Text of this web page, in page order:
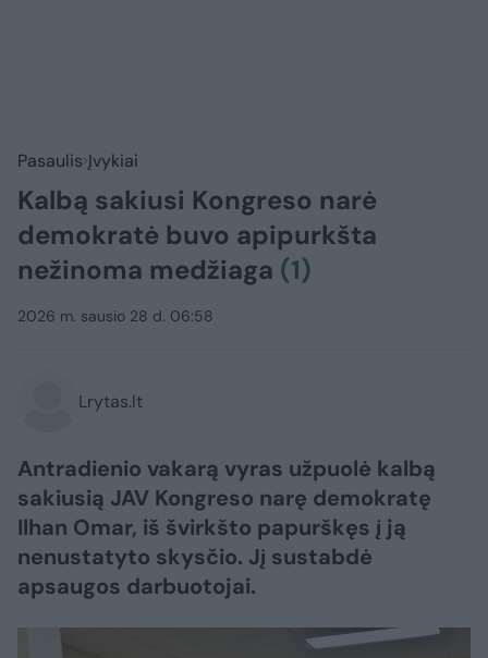
Pasaulis Įvykiai
Kalbą sakiusi Kongreso narė
demokratė buvo apipurkšta
nežinoma medžiaga (1)
2026 m. sausio 28 d. 06:58
Lrytas.lt
Antradienio vakarą vyras užpuolė kalbą
sakiusią JAV Kongreso narę demokratę
Ilhan Omar, iš švirkšto papurškęs į ją
nenustatyto skysčio. Jį sustabdė
apsaugos darbuotojai.